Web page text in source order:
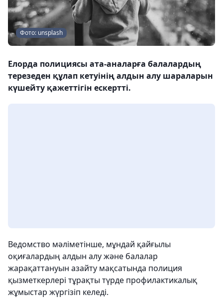
Фото: unsplash
Елорда полициясы ата-аналарға балалардың
терезеден құлап кетуінің алдын алу шараларын
күшейту қажеттігін ескертті.
Ведомство мәліметінше, мұндай қайғылы
оқиғалардың алдын алу және балалар
жарақаттануын азайту мақсатында полиция
қызметкерлері тұрақты түрде профилактикалық
жұмыстар жүргізіп келеді.